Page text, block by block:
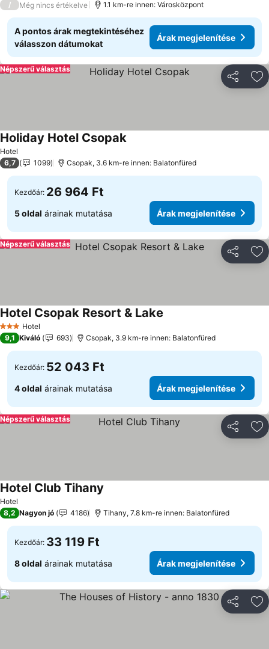
/
Még nincs értékelve 1.1 km-re innen: Városközpont
A pontos árak megtekintéséhez
válasszon dátumokat
Árak megjelenítése
Népszerű választás
Hotel
Holiday Hotel CsopakÁrak megjelenítése
6,7 1099 Csopak, 3.6 km-re innen: Balatonfüred
Kezdőár: 26 964 Ft
5 oldal árainak mutatása Árak megjelenítése
Népszerű választás
3 Kategória
Hotel
Hotel Csopak Resort & Lake
9,1 Kiváló 693 Csopak, 3.9 km-re innen: Balatonfüred
Kezdőár: 52 043 Ft
4 oldal árainak mutatása Árak megjelenítése
Népszerű választás
Hotel
Hotel Club Tihany
8,2 Nagyon jó 4186 Tihany, 7.8 km-re innen: Balatonfüred
Kezdőár: 33 119 Ft
8 oldal árainak mutatása Árak megjelenítése